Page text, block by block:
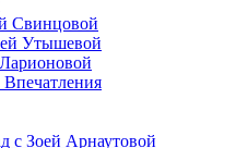
Свинцовой
Утышевой
Впечатления
с Зоей Арнаутовой